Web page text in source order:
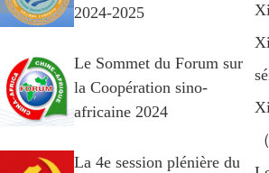
2024-2025
Le Sommet du Forum sur
la Coopération sino-
africaine 2024
La 4e session plénière du